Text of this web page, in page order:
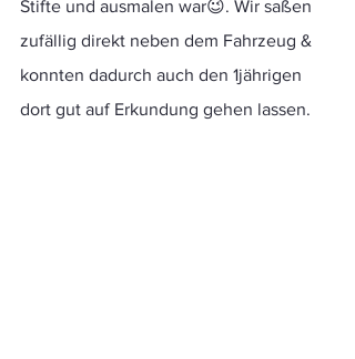
Stifte und ausmalen war😉. Wir saßen
zufällig direkt neben dem Fahrzeug &
konnten dadurch auch den 1jährigen
dort gut auf Erkundung gehen lassen.